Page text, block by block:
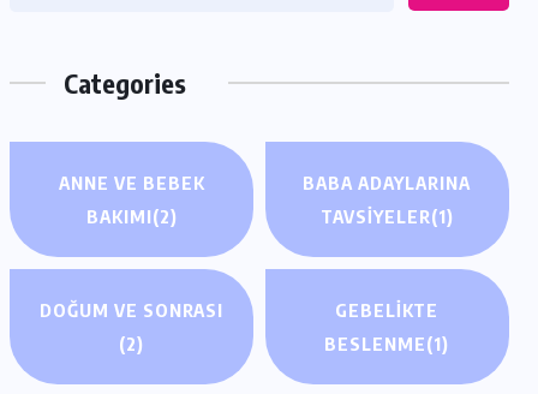
Categories
ANNE VE BEBEK
BAKIMI(2)
BABA ADAYLARINA
TAVSIYELER(1)
DOĞUM VE SONRASI
(2)
GEBELIKTE
BESLENME(1)